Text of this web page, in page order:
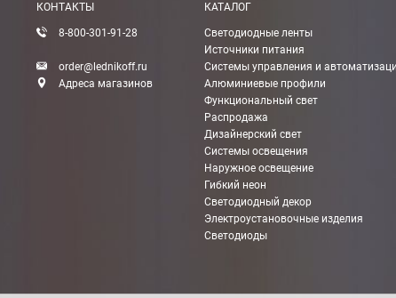
Вы можете оплатить заказ непосредственно
ВНИМАНИЕ! Оплата при получении возможна
Безналичная оплата по счету
Вы можете оплатить заказ по выставленному
После получения оплаты счета с Вами
КОНТАКТЫ
8-800-301-91-28
order@lednikoff.ru
Адреса магазинов
КАТАЛОГ
Светодиодные ленты
Источники питания
Системы управления и
Алюминиевые профили
Функциональный свет
Распродажа
Дизайнерский свет
Системы освещения
Наружное освещение
Гибкий неон
Светодиодный декор
Электроустановочные изделия
Светодиоды